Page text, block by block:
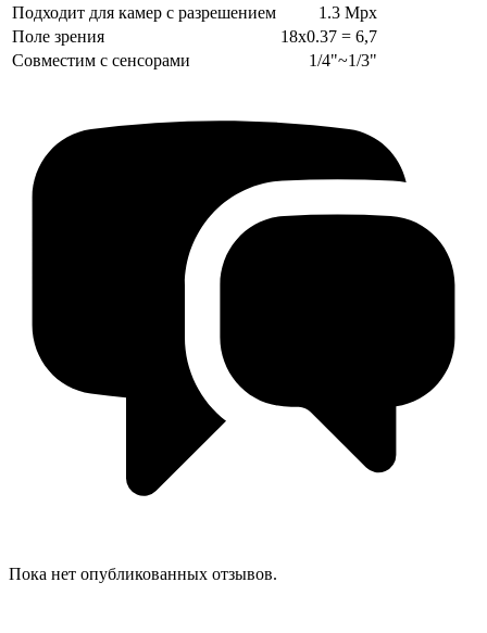
Подходит для камер с разрешением
1.3 Mpx
Поле зрения
18х0.37 = 6,7
Совместим с сенсорами
1/4"~1/3"
Пока нет опубликованных отзывов.